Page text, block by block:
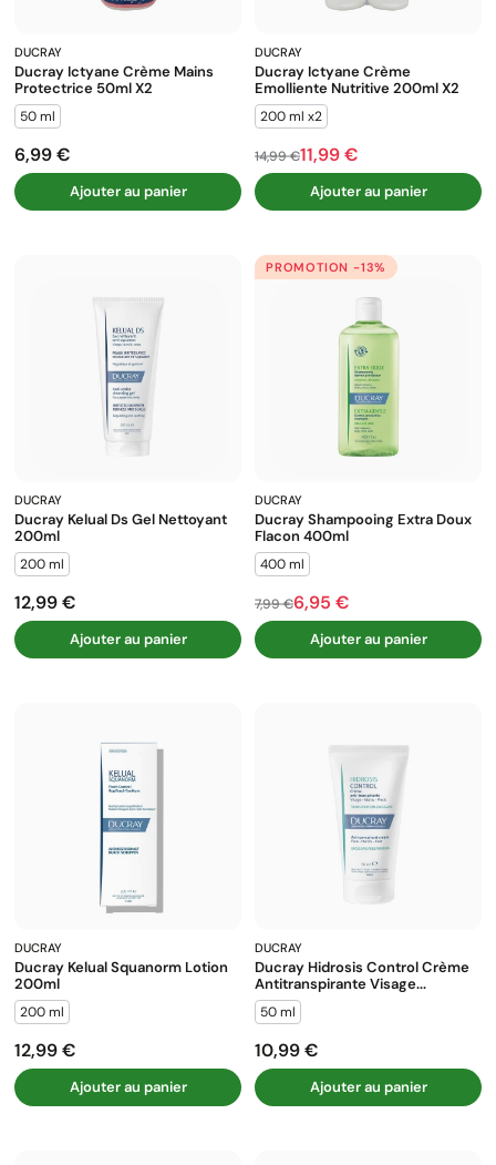
DUCRAY
Ducray Ictyane Crème Mains
Protectrice 50ml X2
50 ml
Prix
6,99 €
Ajouter au panier
DUCRAY
Ducray Ictyane Crème
Emolliente Nutritive 200ml X2
200 ml x2
Prix de base
14,99 €
Prix 11,99 €
Ajouter au panier
DUCRAY
Ducray Kelual Ds Gel Nettoyant
200ml
200 ml
Prix
12,99 €
Ajouter au panier
PROMOTION -13%
DUCRAY
Ducray Shampooing Extra Doux
Flacon 400ml
400 ml
Prix de base
7,99 €
Prix 6,95 €
Ajouter au panier
DUCRAY
Ducray Kelual Squanorm Lotion
200ml
200 ml
Prix
12,99 €
Ajouter au panier
DUCRAY
Ducray Hidrosis Control Crème
Antitranspirante Visage...
50 ml
Prix
10,99 €
Ajouter au panier